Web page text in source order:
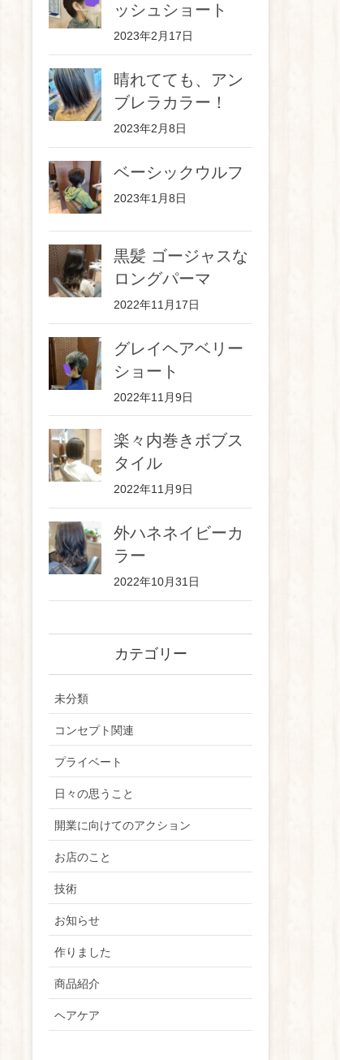
ッシュショート
2023年2月17日
晴れてても、アン
ブレラカラー！
2023年2月8日
ベーシックウルフ
2023年1月8日
黒髪 ゴージャスな
ロングパーマ
2022年11月17日
グレイヘアベリー
ショート
2022年11月9日
楽々内巻きボブス
タイル
2022年11月9日
外ハネネイビーカ
ラー
2022年10月31日
カテゴリー
未分類
コンセプト関連
プライベート
日々の思うこと
開業に向けてのアクション
お店のこと
技術
お知らせ
作りました
商品紹介
ヘアケア